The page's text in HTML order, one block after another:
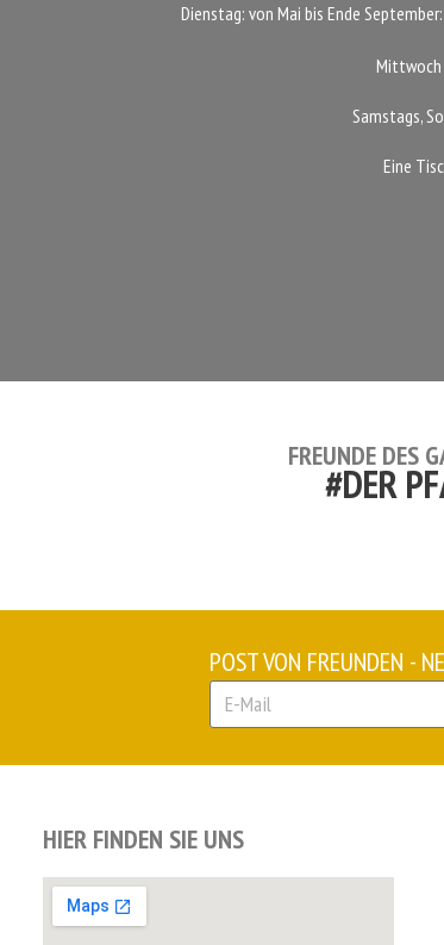
Dienstag: von Mai bis Ende
Mittwoch
Samstags,
Eine
FREUNDE DES
#DER
POST VON FREUNDEN -
HIER FINDEN SIE UNS